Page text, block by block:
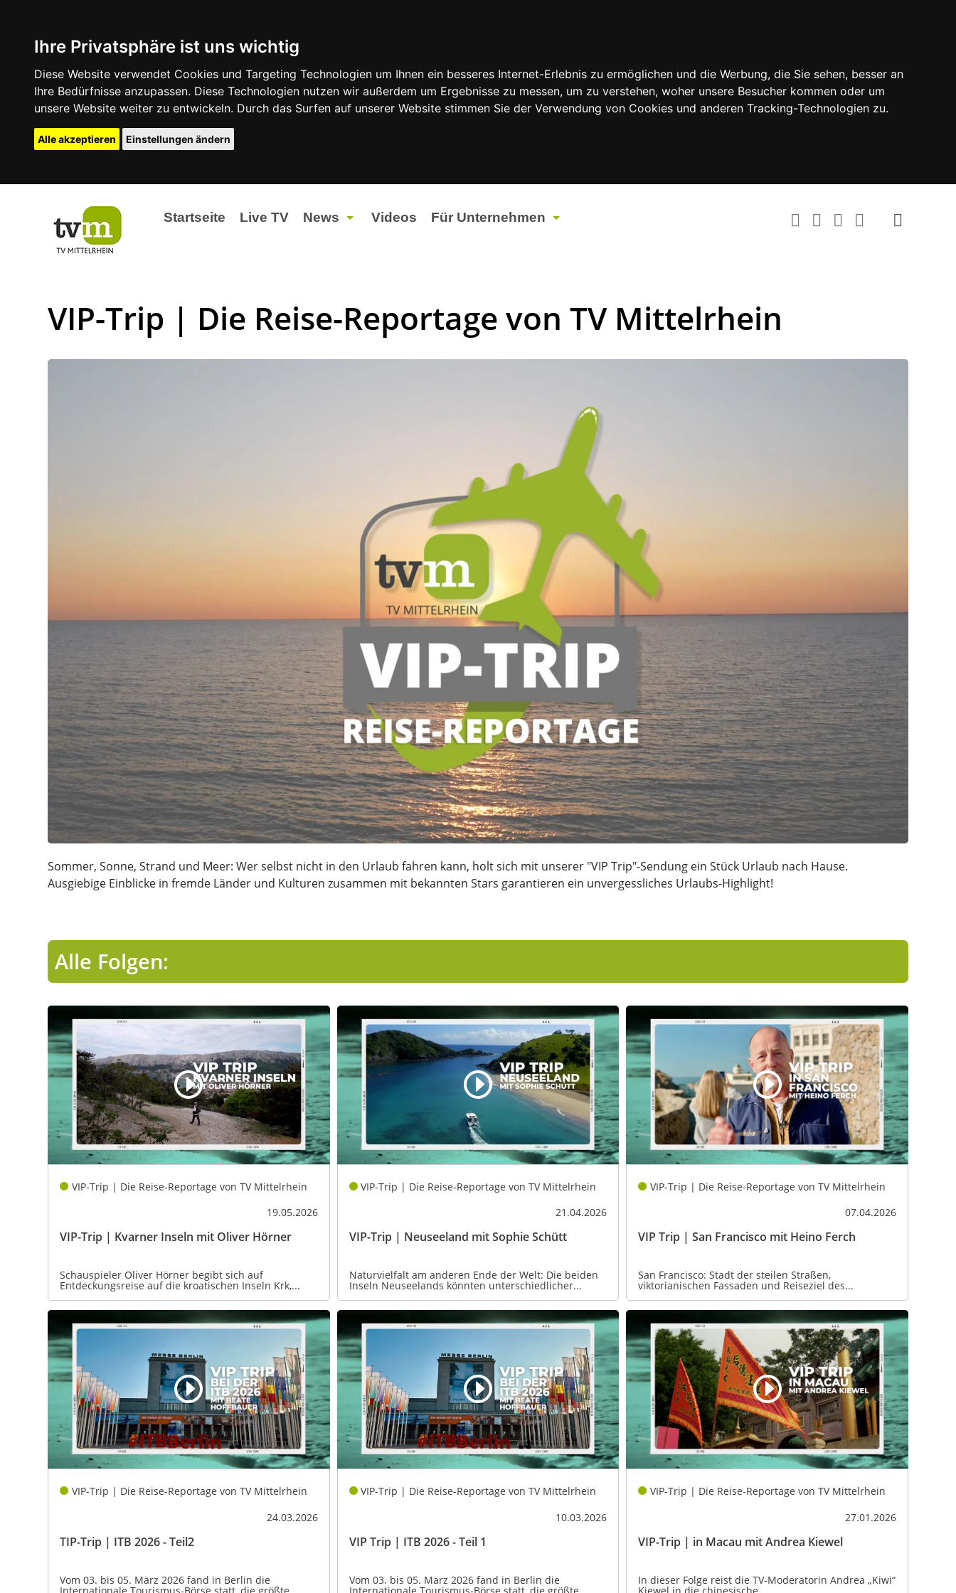
Ihre Privatsphäre ist uns wichtig
Diese Website verwendet Cookies und Targeting Technologien um Ihnen ein besseres Internet-Erlebnis zu ermöglichen und die Werbung, die Sie sehen, besser an
Ihre Bedürfnisse anzupassen. Diese Technologien nutzen wir außerdem um Ergebnisse zu messen, um zu verstehen, woher unsere Besucher kommen oder um
unsere Website weiter zu entwickeln. Durch das Surfen auf unserer Website stimmen Sie der Verwendung von Cookies und anderen Tracking-Technologien zu.
Alle akzeptieren Einstellungen ändern
Startseite Live TV News
Landtagswahlen 2026
Videos Für Unternehmen
VIP-Trip | Die Reise-Reportage von TV Mittelrhein
Sommer, Sonne, Strand und Meer: Wer selbst nicht in den Urlaub fahren kann, holt sich mit unserer "VIP Trip"-Sendung ein Stück Urlaub nach Hause.
Ausgiebige Einblicke in fremde Länder und Kulturen zusammen mit bekannten Stars garantieren ein unvergessliches Urlaubs-Highlight!
Alle Folgen:
VIP-Trip | Die Reise-Reportage von TV Mittelrhein
19.05.2026
VIP-Trip | Kvarner Inseln mit Oliver Hörner
Schauspieler Oliver Hörner begibt sich auf
Entdeckungsreise auf die kroatischen Inseln Krk,...
VIP-Trip | Die Reise-Reportage von TV Mittelrhein
21.04.2026
VIP-Trip | Neuseeland mit Sophie Schütt
Naturvielfalt am anderen Ende der Welt: Die beiden
Inseln Neuseelands könnten unterschiedlicher...
VIP-Trip | Die Reise-Reportage von TV Mittelrhein
07.04.2026
VIP Trip | San Francisco mit Heino Ferch
San Francisco: Stadt der steilen Straßen,
viktorianischen Fassaden und Reiseziel des...
VIP-Trip | Die Reise-Reportage von TV Mittelrhein
24.03.2026
TIP-Trip | ITB 2026 - Teil2
Vom 03. bis 05. März 2026 fand in Berlin die
Internationale Tourismus-Börse statt, die größte...
VIP-Trip | Die Reise-Reportage von TV Mittelrhein
10.03.2026
VIP Trip | ITB 2026 - Teil 1
Vom 03. bis 05. März 2026 fand in Berlin die
Internationale Tourismus-Börse statt, die größte...
VIP-Trip | Die Reise-Reportage von TV Mittelrhein
27.01.2026
VIP-Trip | in Macau mit Andrea Kiewel
In dieser Folge reist die TV-Moderatorin Andrea „Kiwi“
Kiewel in die chinesische...